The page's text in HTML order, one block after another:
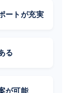
ートが充実
る
が可能